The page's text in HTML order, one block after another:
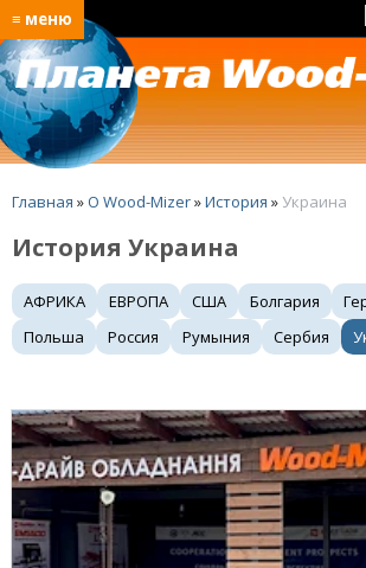
≡ меню
Главная »O Wood-Mizer»История » Украина
История Украина
АФРИКА ЕВРОПА США Болгария
Польша
Россия Румыния Сербия